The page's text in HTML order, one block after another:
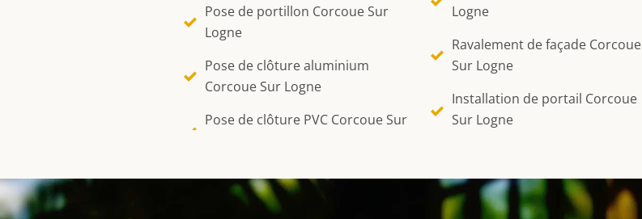
Pose de portillon Corcoue Sur
Logne
Pose de clôture aluminium
Corcoue Sur Logne
Pose de clôture PVC Corcoue Sur
Logne
Ravalement de façade Corcoue
Sur Logne
Installation de portail Corcoue
Sur Logne